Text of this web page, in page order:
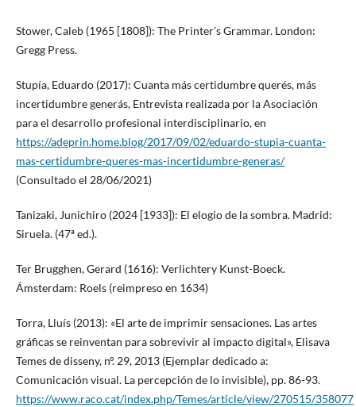
Stower, Caleb (1965 [1808]): The Printer’s Grammar. London:
Gregg Press.
Stupía, Eduardo (2017): Cuanta más certidumbre querés, más
incertidumbre generás, Entrevista realizada por la Asociación
para el desarrollo profesional interdisciplinario, en
https://adeprin.home.blog/2017/09/02/eduardo-stupia-cuanta-
mas-certidumbre-queres-mas-incertidumbre-generas/
(Consultado el 28/06/2021)
Tanizaki, Junichiro (2024 [1933]): El elogio de la sombra. Madrid:
Siruela. (47ª ed.).
Ter Brugghen, Gerard (1616): Verlichtery Kunst-Boeck.
Ámsterdam: Roels (reimpreso en 1634)
Torra, Lluís (2013): «El arte de imprimir sensaciones. Las artes
gráficas se reinventan para sobrevivir al impacto digital», Elisava
Temes de disseny, nº. 29, 2013 (Ejemplar dedicado a:
Comunicación visual. La percepción de lo invisible), pp. 86-93.
https://www.raco.cat/index.php/Temes/article/view/270515/358077